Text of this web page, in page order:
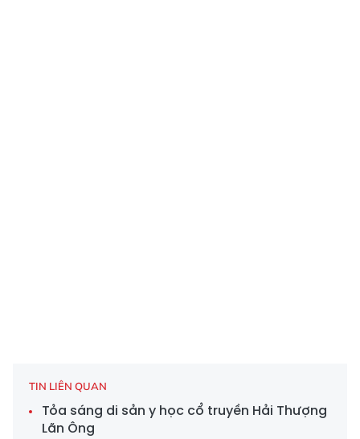
TIN LIÊN QUAN
Tỏa sáng di sản y học cổ truyền Hải Thượng
Lãn Ông